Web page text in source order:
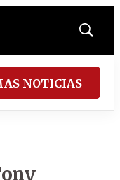
Mostrar
NOTICIAS